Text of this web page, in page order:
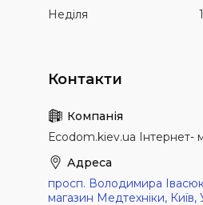
Неділя
Еcodom.kiev.ua Інтернет-
просп. Володимира
магазин Медтехніки, Київ,